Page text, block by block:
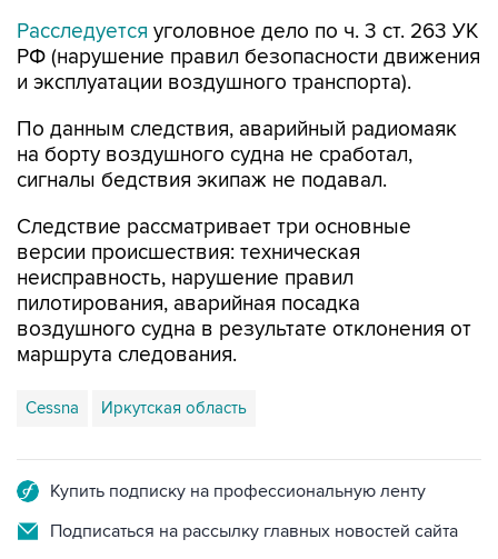
Расследуется уголовное дело по ч. 3 ст. 263 УК
РФ (нарушение правил безопасности движения
и эксплуатации воздушного транспорта).
По данным следствия, аварийный радиомаяк
на борту воздушного судна не сработал,
сигналы бедствия экипаж не подавал.
Следствие рассматривает три основные
версии происшествия: техническая
неисправность, нарушение правил
пилотирования, аварийная посадка
воздушного судна в результате отклонения от
маршрута следования.
Cessna Иркутская область
Купить подписку на профессиональную ленту
Подписаться на рассылку главных новостей сайта